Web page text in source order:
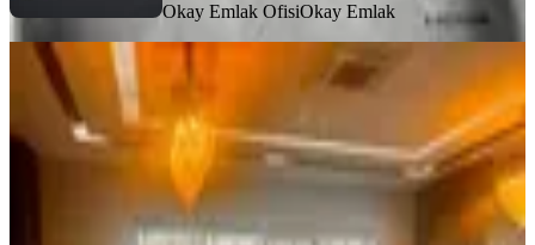
Okay Emlak OfisiOkay Emlak
KREDİYE
UYGUN
Full Yapılı Eşyalı Lüks Ofis Son Fırsat
Acil Satılık !!!
Yenimahalle, İvedikosb Mahallesi
3 Oda·121 m² 11.06.2026
8.700.000 ₺